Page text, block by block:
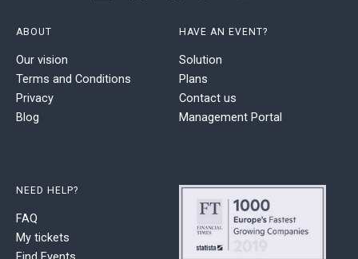
ABOUT
Our vision
Terms and Conditions
Privacy
Blog
HAVE AN EVENT?
Solution
Plans
Contact us
Management Portal
NEED HELP?
FAQ
My tickets